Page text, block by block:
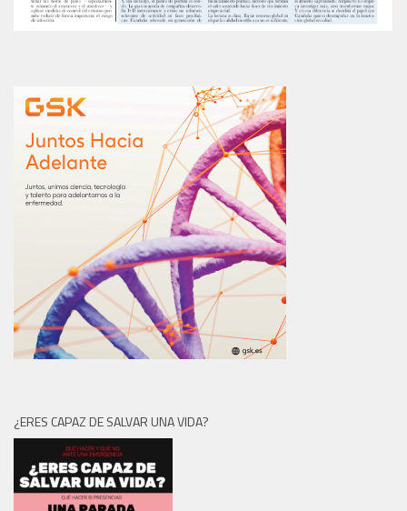
¿ERES CAPAZ DE SALVAR UNA VIDA?